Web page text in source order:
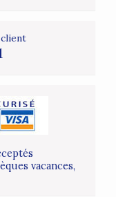
vacances,